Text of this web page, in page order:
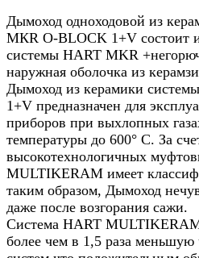
Дымоход одноходовой из
МКR O-BLOCK 1+V состоит
системы HART MKR
наружная оболочка из
Дымоход из керамики
1+V предназначен для
приборов при выхлопных
температуры до 600° C. За
высокотехнологичных
MULTIKERAM имеет
таким образом, Дымоход
даже после возгорания сажи.
Система HART
более чем в 1,5 раза меньшую